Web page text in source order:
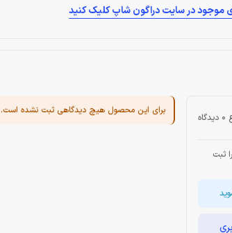
در سایت دراگون شاپ کلیک کنید
ثبت
برای این محصول هیچ دیدگاهی ثبت نشده است.